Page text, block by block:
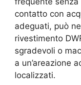
contatto con
adeguati, può
rivestimento
sgradevoli o
a un’areazione
localizzati.